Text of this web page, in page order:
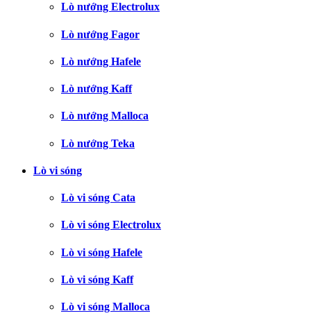
Lò nướng Electrolux
Lò nướng Fagor
Lò nướng Hafele
Lò nướng Kaff
Lò nướng Malloca
Lò nướng Teka
Lò vi sóng
Lò vi sóng Cata
Lò vi sóng Electrolux
Lò vi sóng Hafele
Lò vi sóng Kaff
Lò vi sóng Malloca